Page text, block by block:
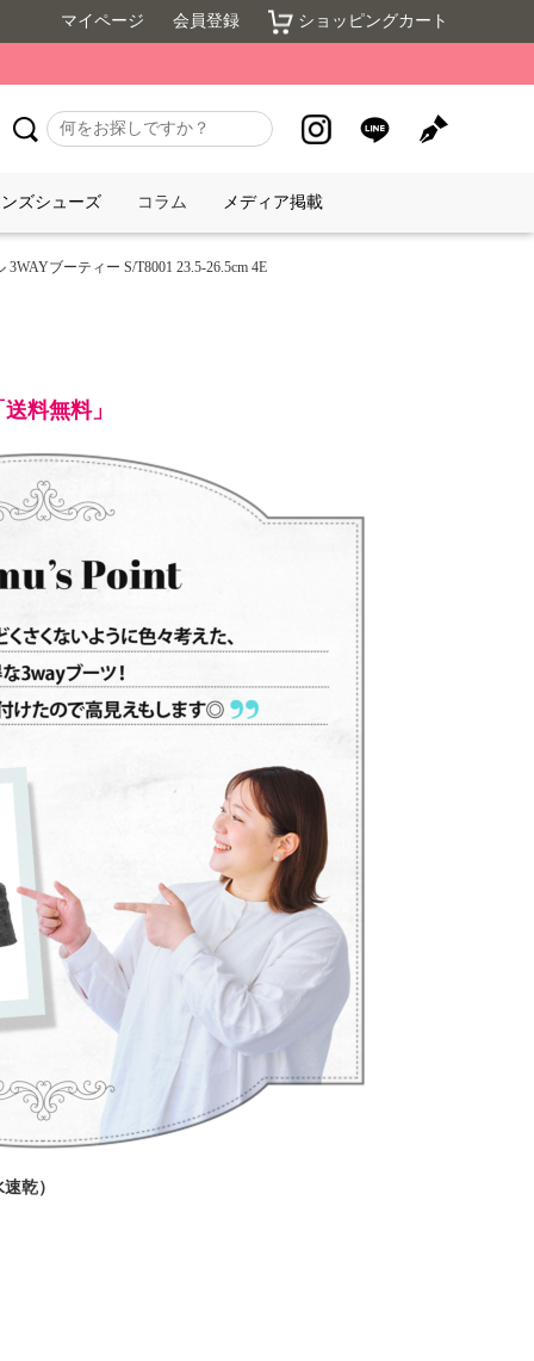
マイページ 会員登録 ショッピングカート
ズシューズ コラム メディア掲載
ブーティー S/T8001 23.5-26.5cm 4E
料無料」
乾）